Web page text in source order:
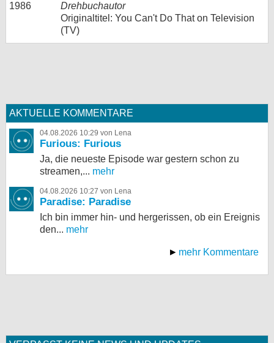
1986
Drehbuchautor
Originaltitel: You Can't Do That on Television
(TV)
AKTUELLE KOMMENTARE
04.08.2026 10:29 von Lena
Furious: Furious
Ja, die neueste Episode war gestern schon zu
streamen,... mehr
04.08.2026 10:27 von Lena
Paradise: Paradise
Ich bin immer hin- und hergerissen, ob ein Ereignis
den... mehr
mehr Kommentare